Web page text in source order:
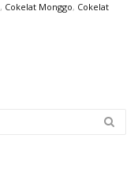
, Cokelat Monggo, Cokelat